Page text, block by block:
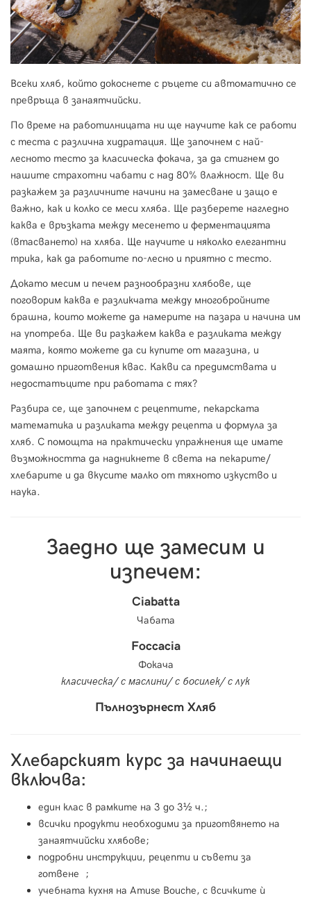
Всеки хляб, който докоснете с ръцете си автоматично се
превръща в занаятчийски.
По време на работилницата ни ще научите как се работи
с теста с различна хидратация. Ще започнем с най-
лесното тесто за класическа фокача, за да стигнем до
нашите страхотни чабати с над 80% влажност. Ще ви
разкажем за различните начини на замесване и защо е
важно, как и колко се меси хляба. Ще разберете нагледно
каква е връзката между месенето и ферментацията
(втасването) на хляба. Ще научите и няколко елегантни
трика, как да работите по-лесно и приятно с тесто.
Докато месим и печем разнообразни хлябове, ще
поговорим каква е разликчата между многобройните
брашна, които можете да намерите на пазара и начина им
на употреба. Ще ви разкажем каква е разликата между
маята, която можете да си купите от магазина, и
домашно приготвения квас. Какви са предимствата и
недостатъците при работата с тях?
Разбира се, ще започнем с рецептите, пекарската
математика и разликата между рецепта и формула за
хляб. С помощта на практически упражнения ще имате
възможността да надникнете в света на пекарите/
хлебарите и да вкусите малко от тяхното изкуство и
наука.
Заедно ще замесим и
изпечем:
Ciabatta
Чабата
Foccacia
Фокача
класическа/ с маслини/ с босилек/ с лук
Пълнозърнест Хляб
Хлебарският курс за начинаещи
включва:
един клас в рамките на 3 до 3½ ч.;
всички продукти необходими за приготвянето на
занаятчийски хлябове;
подробни инструкции, рецепти и съвети за
готвене ;
учебната кухня на Amuse Bouche, с всичките ѝ